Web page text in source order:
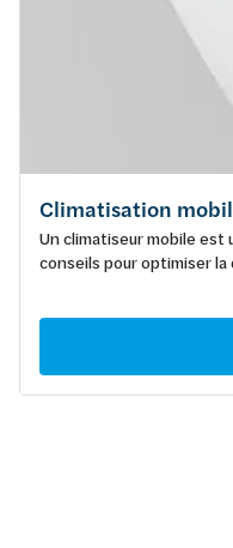
Climatisation
Un climatiseur mobile est
conseils pour optimiser